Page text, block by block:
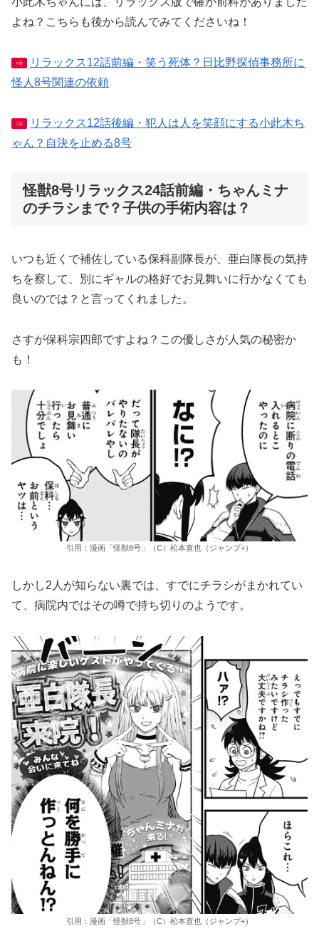
よね？こちらも後から読んでみてくださいね！
⇒
リラックス12話前編・笑う死体？日比野探偵事務所に
怪人8号関連の依頼
⇒
リラックス12話後編・犯人は人を笑顔にする小此木ち
ゃん？自決を止める8号
怪獣8号リラックス24話前編・ちゃんミナ
のチラシまで？子供の手術内容は？
いつも近くで補佐している保科副隊長が、亜白隊長の気持
ちを察して、別にギャルの格好でお見舞いに行かなくても
良いのでは？と言ってくれました。
さすが保科宗四郎ですよね？この優しさが人気の秘密か
も！
引用：漫画「怪獣8号」（C）松本直也（ジャンプ+）
しかし2人が知らない裏では、すでにチラシがまかれてい
て、病院内ではその噂で持ち切りのようです。
引用：漫画「怪獣8号」（C）松本直也（ジャンプ+）